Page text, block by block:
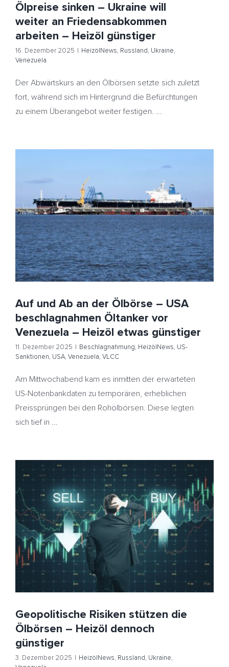
Ölpreise sinken – Ukraine will
weiter an Friedensabkommen
arbeiten – Heizöl günstiger
16. Dezember 2025 | HeizölNews, Russland, Ukraine,
Venezuela
Der Abwärtskurs an den Ölbörsen setzte sich zuletzt
fort, während sich im Hintergrund die Befürchtungen
zu einem Überangebot weiter festigen. ...
Auf und Ab an der Ölbörse – USA beschlagnahmen
Öltanker vor Venezuela – Heizöl etwas günstiger
Beschlagnahmung HeizölNews US-Sanktionen USA
Venezuela VLCC
Auf und Ab an der Ölbörse – USA
beschlagnahmen Öltanker vor
Venezuela – Heizöl etwas günstiger
11. Dezember 2025 | Beschlagnahmung, HeizölNews, US-
Sanktionen, USA, Venezuela, VLCC
Am Mittwochabend kam es inmitten der erwarteten
US-Notenbankdaten zu temporären, erheblichen
Preissprüngen bei den Rohölbörsen. Diese legten
sich tief in ...
Geopolitische Risiken stützen die Ölbörsen – Heizöl
dennoch günstiger
HeizölNews Russland Ukraine Venezuela
Geopolitische Risiken stützen die
Ölbörsen – Heizöl dennoch
günstiger
3. Dezember 2025 | HeizölNews, Russland, Ukraine,